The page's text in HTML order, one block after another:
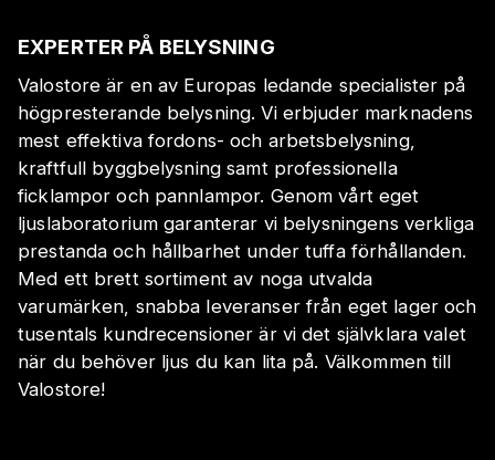
EXPERTER PÅ BELYSNING
Valostore är en av Europas ledande specialister på
högpresterande belysning. Vi erbjuder marknadens
mest effektiva fordons- och arbetsbelysning,
kraftfull byggbelysning samt professionella
ficklampor och pannlampor. Genom vårt eget
ljuslaboratorium garanterar vi belysningens verkliga
prestanda och hållbarhet under tuffa förhållanden.
Med ett brett sortiment av noga utvalda
varumärken, snabba leveranser från eget lager och
tusentals kundrecensioner är vi det självklara valet
när du behöver ljus du kan lita på. Välkommen till
Valostore!